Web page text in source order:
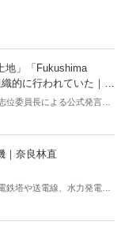
地」「Fukushima
的に行われていた｜松
位委員長による公式発言に
｜奈良林直
鉄塔や送電線、水力発電の